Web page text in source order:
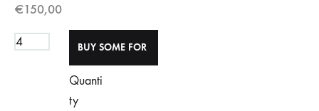
€150,00
Quanti
ty